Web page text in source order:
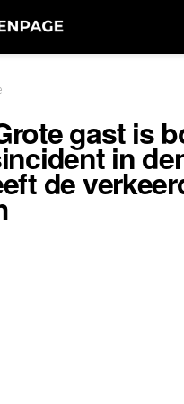
gast is
in
de